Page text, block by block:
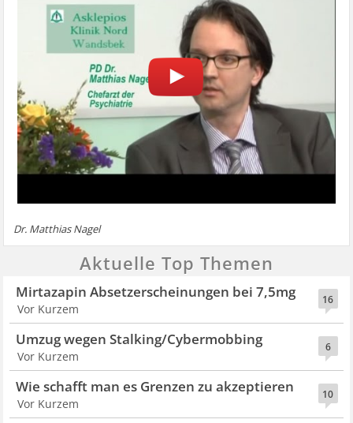
Dr. Matthias Nagel
Aktuelle Top Themen
16
Mirtazapin Absetzerscheinungen bei 7,5mg
Vor Kurzem
6
Umzug wegen Stalking/Cybermobbing
Vor Kurzem
10
Wie schafft man es Grenzen zu akzeptieren
Vor Kurzem